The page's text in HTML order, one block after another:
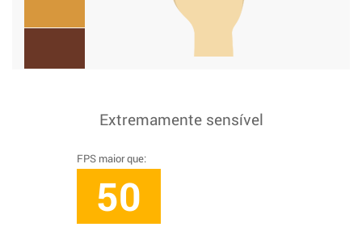
Extremamente sensível
FPS maior que:
50